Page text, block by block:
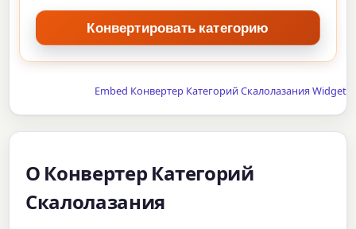
Embed Конвертер Категорий Скалолазания Widget
О Конвертер Категорий
Скалолазания